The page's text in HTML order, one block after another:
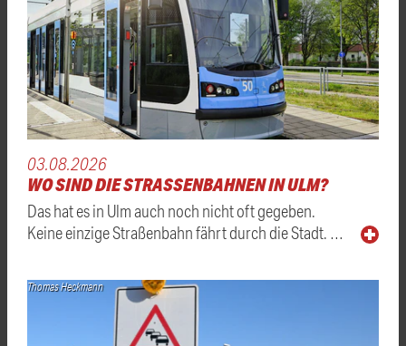
03.08.2026
WO SIND DIE STRASSENBAHNEN IN ULM?
Das hat es in Ulm auch noch nicht oft gegeben.
Keine einzige Straßenbahn fährt durch die Stadt. …
Thomas Heckmann